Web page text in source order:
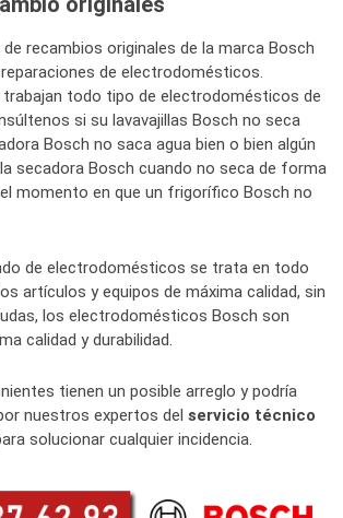
recambios originales de la marca Bosch
de electrodomésticos.
todo tipo de electrodomésticos de
si su lavavajillas Bosch no seca
Bosch no saca agua bien o bien algún
secadora Bosch cuando no seca de forma
momento en que un frigorífico Bosch no
de electrodomésticos se trata en todo
artículos y equipos de máxima calidad, sin
los electrodomésticos Bosch son
calidad y durabilidad.
tienen un posible arreglo y podría
nuestros expertos del servicio técnico
solucionar cualquier incidencia.